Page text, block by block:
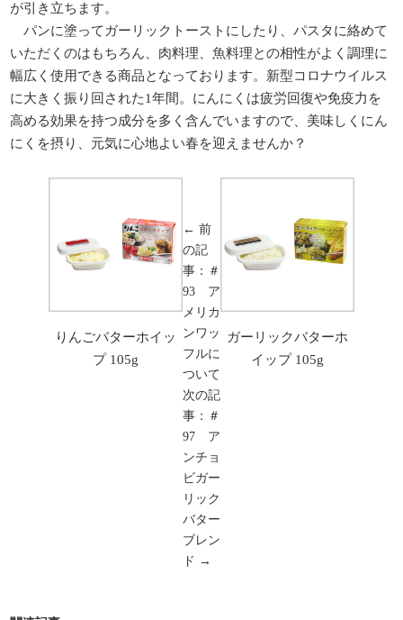
が引き立ちます。
パンに塗ってガーリックトーストにしたり、パスタに絡めて
いただくのはもちろん、肉料理、魚料理との相性がよく調理に
幅広く使用できる商品となっております。新型コロナウイルス
に大きく振り回された1年間。にんにくは疲労回復や免疫力を
高める効果を持つ成分を多く含んでいますので、美味しくにん
にくを摂り、元気に心地よい春を迎えませんか？
りんごバターホイッ
プ 105g
ガーリックバターホ
イップ 105g
← 前
の記
事：＃
93 ア
メリカ
ンワッ
フルに
ついて
次の記
事：＃
97 ア
ンチョ
ビガー
リック
バター
ブレン
ド →